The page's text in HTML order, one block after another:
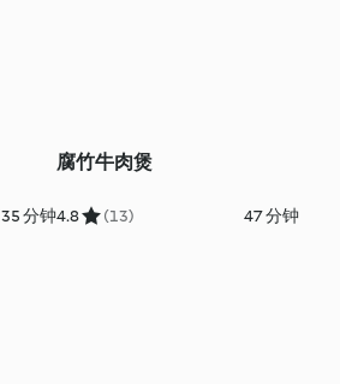
35 分钟
腐竹牛肉煲
4.8 (13) 47 分钟